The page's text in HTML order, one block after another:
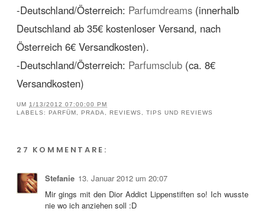
-Deutschland/Österreich: Parfumdreams (innerhalb
Deutschland ab 35€ kostenloser Versand, nach
Österreich 6€ Versandkosten).
-Deutschland/Österreich: Parfumsclub (ca. 8€
Versandkosten)
UM 1/13/2012 07:00:00 PM
LABELS: PARFÜM PRADA REVIEWS TIPS UND REVIEWS
27 KOMMENTARE:
Stefanie 13. Januar 2012 um 20:07
Mir gings mit den Dior Addict Lippenstiften so! Ich wusste
nie wo ich anziehen soll :D